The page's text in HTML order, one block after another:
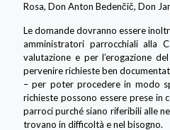
Rosa, Don Anton Bedenčič, Don
Le domande dovranno essere
amministratori parrocchiali alla
valutazione e per l’erogazione
pervenire richieste ben
– per poter procedere in modo
richieste possono essere prese in
parroci purché siano riferibili alle
trovano in difficoltà e nel bisogno.